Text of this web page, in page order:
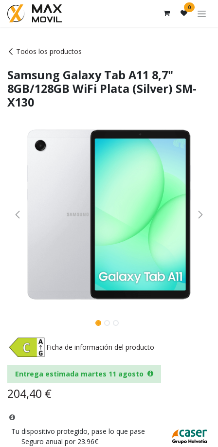
Ir al contenido 0
Todos los productos
Samsung Galaxy Tab A11 8,7"
8GB/128GB WiFi Plata (Silver) SM-
X130
Ficha de información del producto
Entrega estimada martes 11 agosto
204,40 €
Tu dispositivo protegido, pase lo que pase
Seguro anual por 23.96€